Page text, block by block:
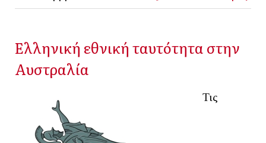
Ελληνική εθνική ταυτότητα στην
Αυστραλία
Τις